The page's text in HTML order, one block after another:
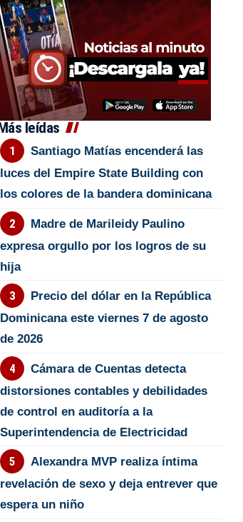
leídas
Santiago Matías encenderá las
luces del Empire State Building con
los colores de la bandera dominicana
Madre de Marileidy Paulino
expresa orgullo por los logros de su
hija
Precio del dólar en la República
Dominicana este viernes 7 de agosto
de 2026
Cámara de Cuentas detecta
distorsiones contables y debilidades
de control en auditoría a la
Superintendencia de Electricidad
Alexandra MVP realiza íntima
revelación de sexo y deja entrever que
espera un niño